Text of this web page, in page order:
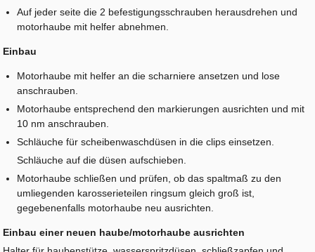
Auf jeder seite die 2 befestigungsschrauben herausdrehen und
motorhaube mit helfer abnehmen.
Einbau
Motorhaube mit helfer an die scharniere ansetzen und lose
anschrauben.
Motorhaube entsprechend den markierungen ausrichten und mit
10 nm anschrauben.
Schläuche für scheibenwaschdüsen in die clips einsetzen.
Schläuche auf die düsen aufschieben.
Motorhaube schließen und prüfen, ob das spaltmaß zu den
umliegenden karosserieteilen ringsum gleich groß ist,
gegebenenfalls motorhaube neu ausrichten.
Einbau einer neuen haube/motorhaube ausrichten